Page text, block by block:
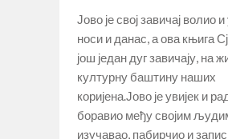
Јово је свој завичај волио
носи и данас, а ова књига
још један дуг завичају, на
културну баштину наших
коријена.Јово је увијек и
боравио међу својим
изучавао, пабирчио и